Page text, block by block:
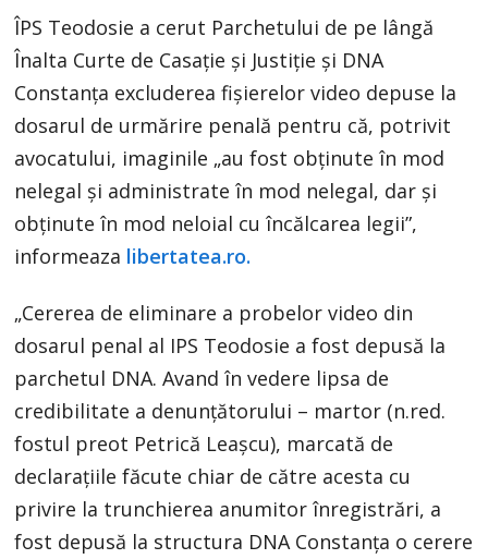
ÎPS Teodosie a cerut Parchetului de pe lângă
Înalta Curte de Casație și Justiție și DNA
Constanța excluderea fișierelor video depuse la
dosarul de urmărire penală pentru că, potrivit
avocatului, imaginile „au fost obținute în mod
nelegal și administrate în mod nelegal, dar și
obținute în mod neloial cu încălcarea legii”,
informeaza libertatea.ro.
„Cererea de eliminare a probelor video din
dosarul penal al IPS Teodosie a fost depusă la
parchetul DNA. Avand în vedere lipsa de
credibilitate a denunțătorului – martor (n.red.
fostul preot Petrică Leașcu), marcată de
declarațiile făcute chiar de către acesta cu
privire la trunchierea anumitor înregistrări, a
fost depusă la structura DNA Constanța o cerere